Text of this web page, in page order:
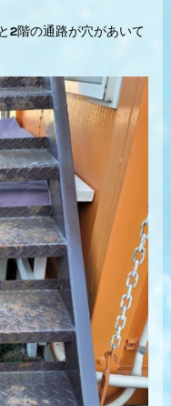
2階の通路が穴があいて